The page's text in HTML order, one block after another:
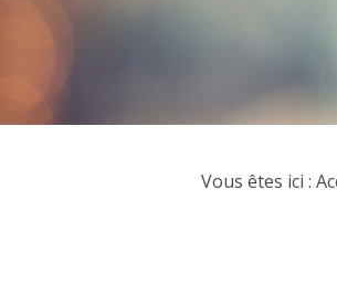
Vous êtes ici :